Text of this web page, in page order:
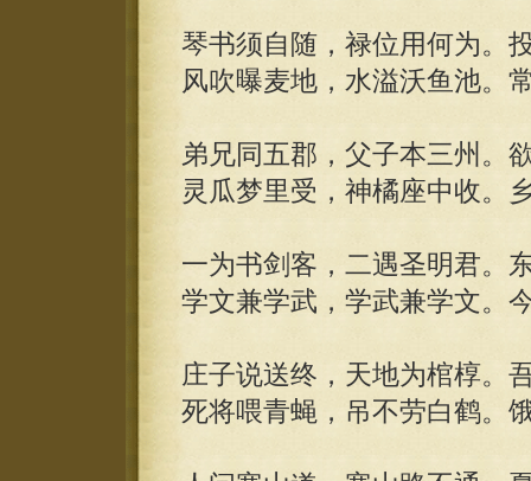
琴书须自随，禄位用何为。
风吹曝麦地，水溢沃鱼池。
弟兄同五郡，父子本三州。
灵瓜梦里受，神橘座中收。
一为书剑客，二遇圣明君。
学文兼学武，学武兼学文。
庄子说送终，天地为棺椁。
死将喂青蝇，吊不劳白鹤。